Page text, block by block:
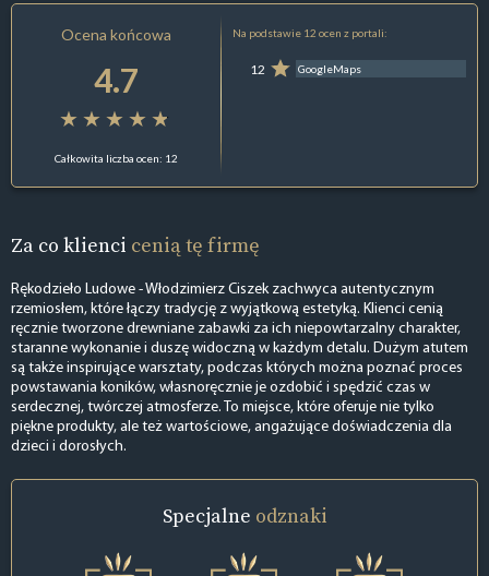
Ocena końcowa
4.7
Całkowita liczba ocen: 12
Na podstawie 12 ocen z portali:
12 GoogleMaps
Za co klienci cenią tę firmę
Rękodzieło Ludowe - Włodzimierz Ciszek zachwyca autentycznym
rzemiosłem, które łączy tradycję z wyjątkową estetyką. Klienci cenią
ręcznie tworzone drewniane zabawki za ich niepowtarzalny charakter,
staranne wykonanie i duszę widoczną w każdym detalu. Dużym atutem
są także inspirujące warsztaty, podczas których można poznać proces
powstawania koników, własnoręcznie je ozdobić i spędzić czas w
serdecznej, twórczej atmosferze. To miejsce, które oferuje nie tylko
piękne produkty, ale też wartościowe, angażujące doświadczenia dla
dzieci i dorosłych.
Specjalne odznaki